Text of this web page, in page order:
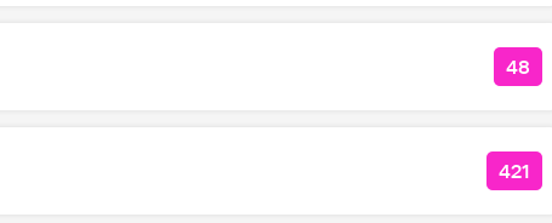
48
421